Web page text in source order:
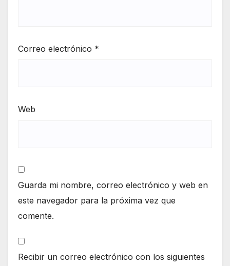
Correo electrónico *
Web
Guarda mi nombre, correo electrónico y web en
este navegador para la próxima vez que
comente.
Recibir un correo electrónico con los siguientes